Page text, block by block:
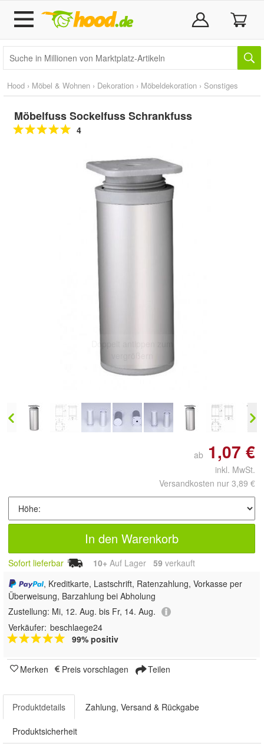
Hood › Möbel & Wohnen › Dekoration › Möbeldekoration › Sonstiges
Möbelfuss Sockelfuss Schrankfuss
4
Doppelt antippen zum
ab 1,07 €
inkl. MwSt.
Versandkosten nur 3,89 €
In den Warenkorb
Sofort lieferbar 10+ Auf Lager 59 verkauft
, Kreditkarte, Lastschrift, Ratenzahlung, Vorkasse per
Überweisung, Barzahlung bei Abholung
Zustellung: Mi, 12. Aug. bis Fr, 14. Aug.
Verkäufer: beschlaege24
99% positiv
Merken Preis vorschlagen Teilen
Produktdetails Zahlung, Versand & Rückgabe
Produktsicherheit